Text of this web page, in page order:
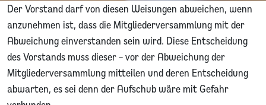
Der Vorstand darf von diesen Weisungen abweichen, wenn
anzunehmen ist, dass die Mitgliederversammlung mit der
Abweichung einverstanden sein wird. Diese Entscheidung
des Vorstands muss dieser – vor der Abweichung der
Mitgliederversammlung mitteilen und deren Entscheidung
abwarten, es sei denn der Aufschub wäre mit Gefahr